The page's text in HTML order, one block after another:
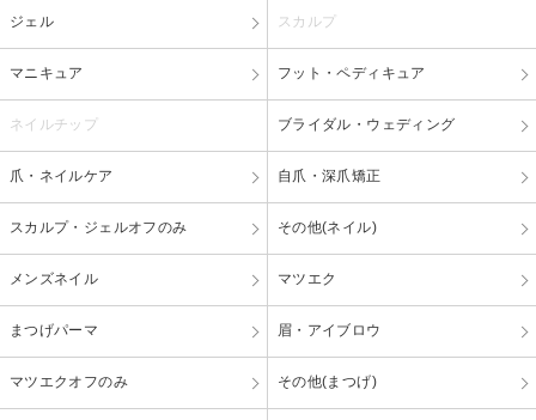
ジェル スカルプ
マニキュア フット・ペディキュア
ネイルチップ ブライダル・ウェディング
爪・ネイルケア 自爪・深爪矯正
スカルプ・ジェルオフのみ その他(ネイル)
メンズネイル マツエク
まつげパーマ 眉・アイブロウ
マツエクオフのみ その他(まつげ)